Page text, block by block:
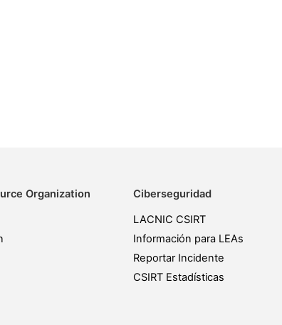
Organization
Ciberseguridad
LACNIC CSIRT
Información para LEAs
Reportar Incidente
CSIRT Estadísticas